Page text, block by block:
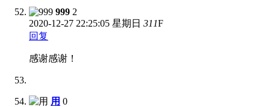
999 2
2020-12-27 22:25:05 星期日 311F
回复
感谢感谢！
用 0